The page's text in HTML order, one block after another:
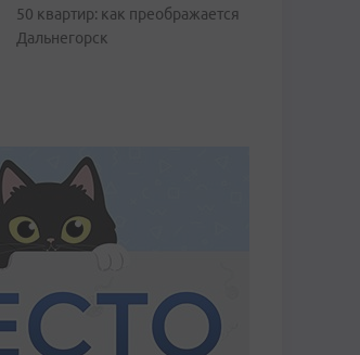
50 квартир: как преображается
Дальнегорск